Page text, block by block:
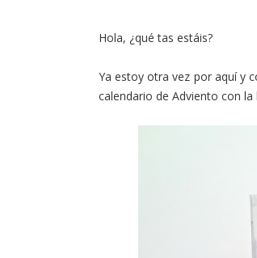
Hola, ¿qué tas estáis?
Ya estoy otra vez por aquí y
calendario de Adviento con